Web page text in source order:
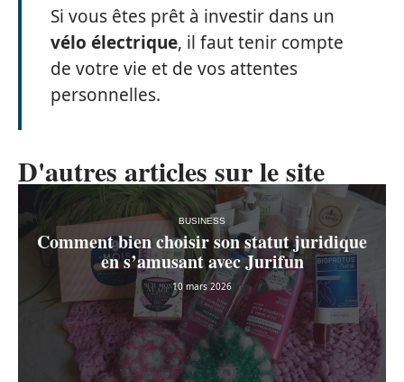
Si vous êtes prêt à investir dans un
vélo électrique, il faut tenir compte
de votre vie et de vos attentes
personnelles.
D'autres articles sur le site
BUSINESS
Comment bien choisir son statut juridique
en s’amusant avec Jurifun
10 mars 2026